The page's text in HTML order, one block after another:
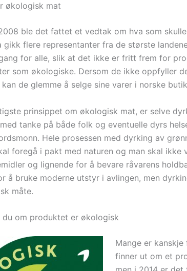
økologisk mat
ble det fattet et vedtak om hva som
gikk flere representanter fra de største
for alle, slik at det ikke er fritt frem for
som økologiske. Dersom de ikke oppfyller
de glemme å selge sine varer i norske
prinsippet om økologisk mat, er selve
tanke på både folk og eventuelle dyrs
Hele prosessen med dyrking av
foregå i pakt med naturen og man skal ikke
og lignende for å bevare råvarens
å bruke moderne utstyr i avlingen, men
måte.
du om produktet er økologisk
Mange er
finner ut om et